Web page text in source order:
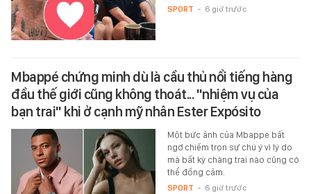
SPORT - 6 giờ trước
Mbappé chứng minh dù là cầu thủ nổi tiếng hàng
đầu thế giới cũng không thoát... "nhiệm vụ của
bạn trai" khi ở cạnh mỹ nhân Ester Expósito
Một bức ảnh của Mbappe bất
ngờ chiếm trọn sự chú ý vì lý do
mà bất kỳ chàng trai nào cũng có
thể đồng cảm.
SPORT - 6 giờ trước